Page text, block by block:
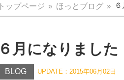
トップページ ほっとブログ ６
６月になりました
BLOG UPDATE：2015年06月02日